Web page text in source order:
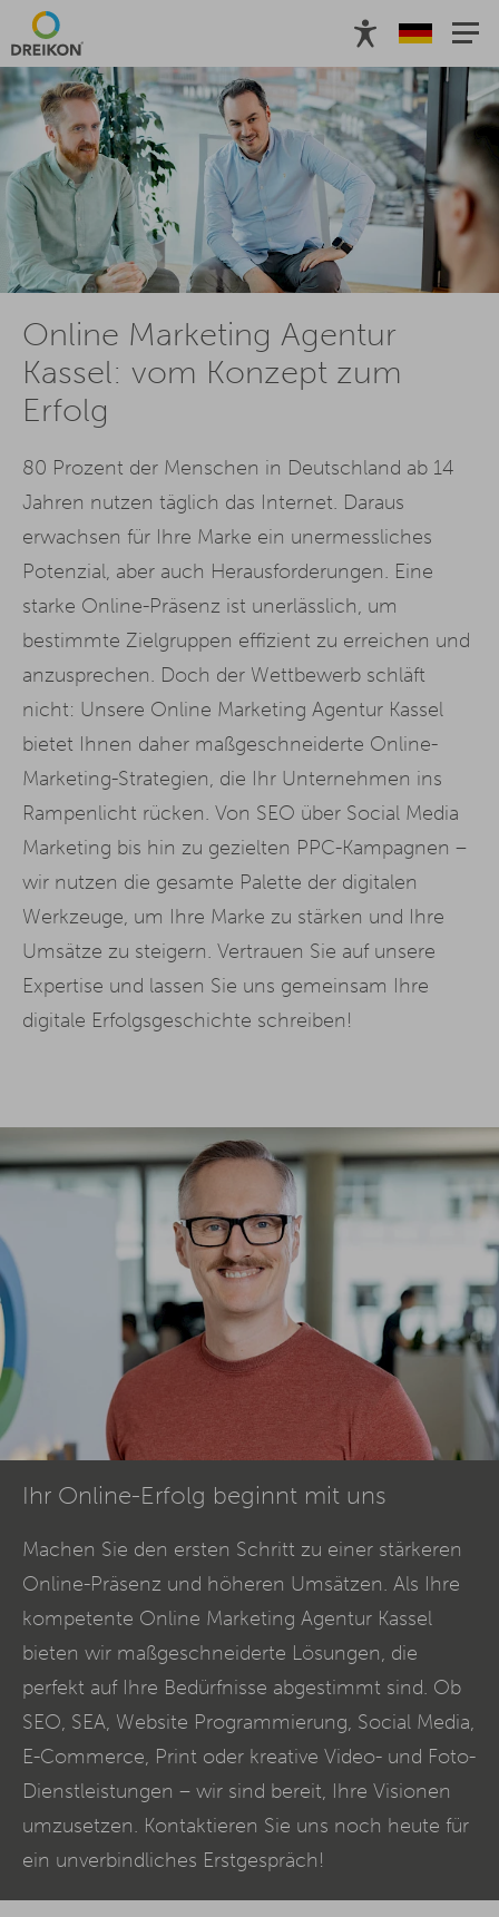
Online Marketing Agentur
Kassel: vom Konzept zum
Erfolg
80 Prozent der Menschen in Deutschland ab 14
Jahren nutzen täglich das Internet. Daraus
erwachsen für Ihre Marke ein unermessliches
Potenzial, aber auch Herausforderungen. Eine
starke Online-Präsenz ist unerlässlich, um
bestimmte Zielgruppen effizient zu erreichen und
anzusprechen. Doch der Wettbewerb schläft
nicht: Unsere Online Marketing Agentur Kassel
bietet Ihnen daher maßgeschneiderte Online-
Marketing-Strategien, die Ihr Unternehmen ins
Rampenlicht rücken. Von SEO über Social Media
Marketing bis hin zu gezielten PPC-Kampagnen –
wir nutzen die gesamte Palette der digitalen
Werkzeuge, um Ihre Marke zu stärken und Ihre
Umsätze zu steigern. Vertrauen Sie auf unsere
Expertise und lassen Sie uns gemeinsam Ihre
digitale Erfolgsgeschichte schreiben!
Ihr Online-Erfolg beginnt mit uns
Machen Sie den ersten Schritt zu einer stärkeren
Online-Präsenz und höheren Umsätzen. Als Ihre
kompetente Online Marketing Agentur Kassel
bieten wir maßgeschneiderte Lösungen, die
perfekt auf Ihre Bedürfnisse abgestimmt sind. Ob
SEO, SEA, Website Programmierung, Social Media,
E-Commerce, Print oder kreative Video- und Foto-
Dienstleistungen – wir sind bereit, Ihre Visionen
umzusetzen. Kontaktieren Sie uns noch heute für
ein unverbindliches Erstgespräch!